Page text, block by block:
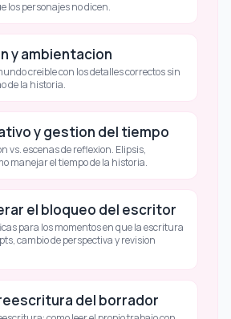
los personajes no dicen.
y ambientacion
creible con los detalles correctos sin
de la historia.
y gestion del tiempo
vs. escenas de reflexion. Elipsis,
manejar el tiempo de la historia.
el bloqueo del escritor
para los momentos en que la escritura
cambio de perspectiva y revision
del borrador